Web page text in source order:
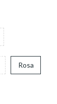
Rosa